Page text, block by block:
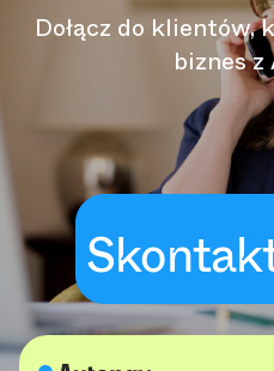
Dołącz do
biznes